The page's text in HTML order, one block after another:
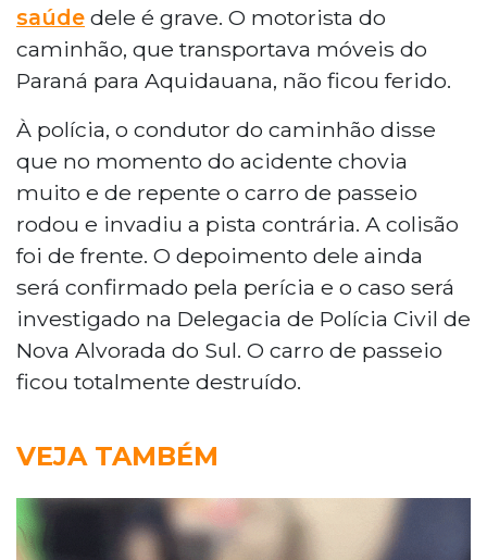
saúde dele é grave. O motorista do
caminhão, que transportava móveis do
Paraná para Aquidauana, não ficou ferido.
À polícia, o condutor do caminhão disse
que no momento do acidente chovia
muito e de repente o carro de passeio
rodou e invadiu a pista contrária. A colisão
foi de frente. O depoimento dele ainda
será confirmado pela perícia e o caso será
investigado na Delegacia de Polícia Civil de
Nova Alvorada do Sul. O carro de passeio
ficou totalmente destruído.
VEJA TAMBÉM